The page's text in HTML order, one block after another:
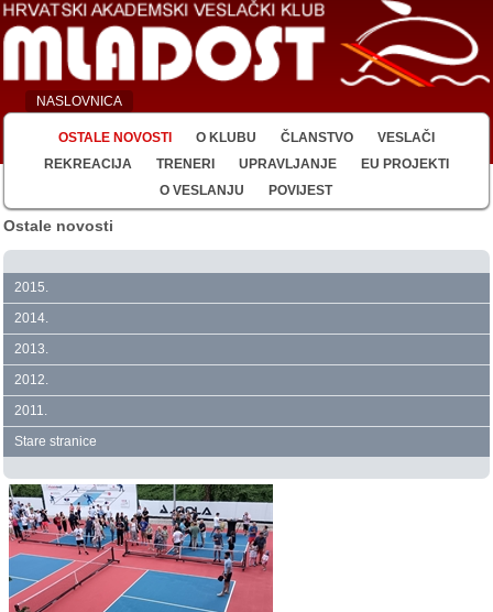
NASLOVNICA
OSTALE NOVOSTI O KLUBU ČLANSTVO
VESLAČI
REKREACIJA
TRENERI UPRAVLJANJE
EU PROJEKTI
O VESLANJU
POVIJEST
Ostale novosti
2015.
2014.
2013.
2012.
2011.
Stare stranice